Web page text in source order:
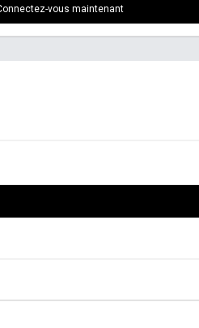
vous maintenant